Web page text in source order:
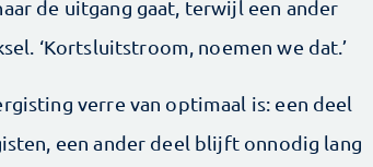
de uitgang gaat, terwijl een ander
‘Kortsluitstroom, noemen we dat.’
verre van optimaal is: een deel
een ander deel blijft onnodig lang